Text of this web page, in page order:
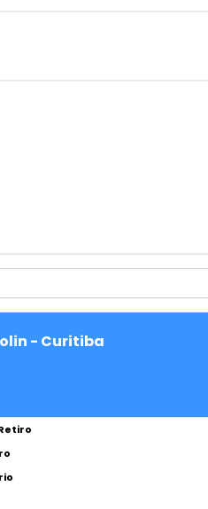
- Curitiba